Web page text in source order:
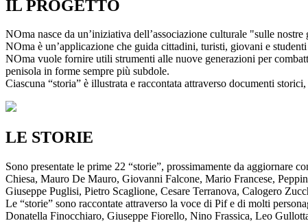
IL PROGETTO
NOma nasce da un’iniziativa dell’associazione culturale "sulle
NOma è un’applicazione che guida cittadini, turisti, giovani e
NOma vuole fornire utili strumenti alle nuove generazioni per
penisola in forme sempre più subdole.
Ciascuna “storia” è illustrata e raccontata attraverso documenti
LE STORIE
Sono presentate le prime 22 “storie”, prossimamente da
Chiesa, Mauro De Mauro, Giovanni Falcone, Mario Francese,
Giuseppe Puglisi, Pietro Scaglione, Cesare Terranova, Calogero
Le “storie” sono raccontate attraverso la voce di Pif e di molti
Donatella Finocchiaro, Giuseppe Fiorello, Nino Frassica, Leo